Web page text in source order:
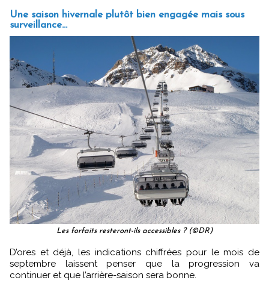
Une saison hivernale plutôt bien engagée mais sous
surveillance...
Les forfaits resteront-ils accessibles ? (©DR)
D’ores et déjà, les indications chiffrées pour le mois de
septembre laissent penser que la progression va
continuer et que l’arrière-saison sera bonne.